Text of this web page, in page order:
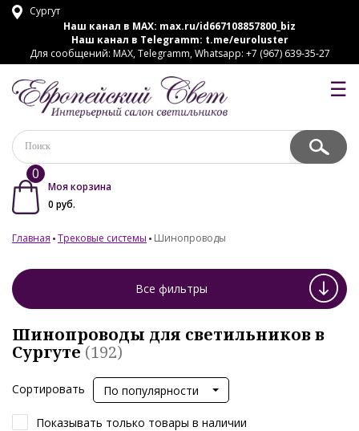
Сургут
Наш канал в MAX: max.ru/id667108857800_biz
Наш канал в Telegramm: t.me/euroluster
Для сообщений: MAX, Telegramm, Whatsapp: +7 (967) 639-35-27
☰
0
Моя корзина
0 руб.
Главная Трековые системы Шинопроводы
Все фильтры
Шинопроводы для светильников в
Сургуте(192)
Сортировать По популярности
Показывать только товары в наличии